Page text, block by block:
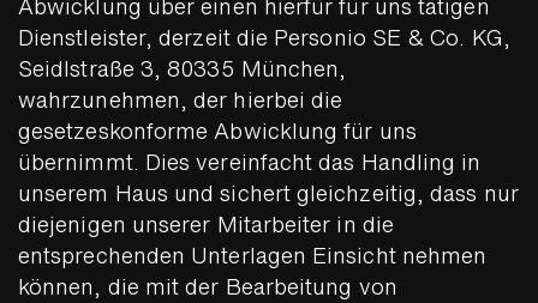
Abwicklung über einen hierfür für uns tätigen
Dienstleister, derzeit die Personio SE & Co. KG,
Seidlstraße 3, 80335 München,
wahrzunehmen, der hierbei die
gesetzeskonforme Abwicklung für uns
übernimmt. Dies vereinfacht das Handling in
unserem Haus und sichert gleichzeitig, dass nur
diejenigen unserer Mitarbeiter in die
entsprechenden Unterlagen Einsicht nehmen
können, die mit der Bearbeitung von